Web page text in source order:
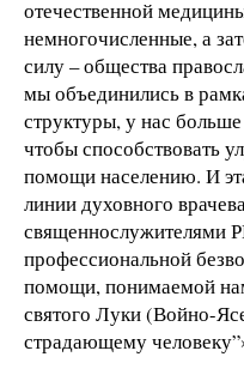
отечественной
немногочисленные, а
силу – общества
мы объединились в
структуры, у нас
чтобы способствовать
помощи населению. И
линии духовного
священнослужителями
профессиональной
помощи, понимаемой
святого Луки (Войно-
страдающему